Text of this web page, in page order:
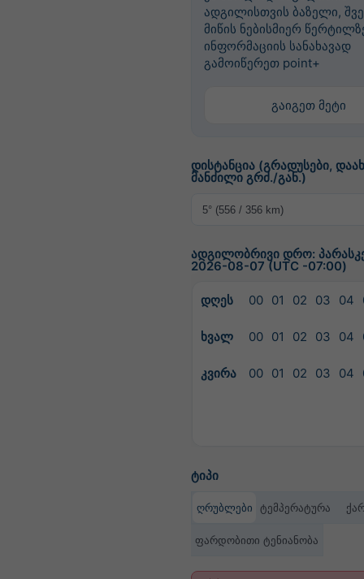
ადგილისთვის ბაზელი,
მიწის ნებისმიერ
ინფორმაციის სანახავად
გამოიწერეთ point+
გაიგეთ მეტი
დისტანცია (გრადუსები,
მანძილი გრძ./გან.)
ადგილობრივი დრო:
2026-08-07 (UTC -07:00)
დღეს 00 01 02 03 04
ხვალ 00 01 02 03 04
კვირა 00 01 02 03 04
ტიპი
ღრუბლები ტემპერატურა
ფარდობითი ტენიანობა